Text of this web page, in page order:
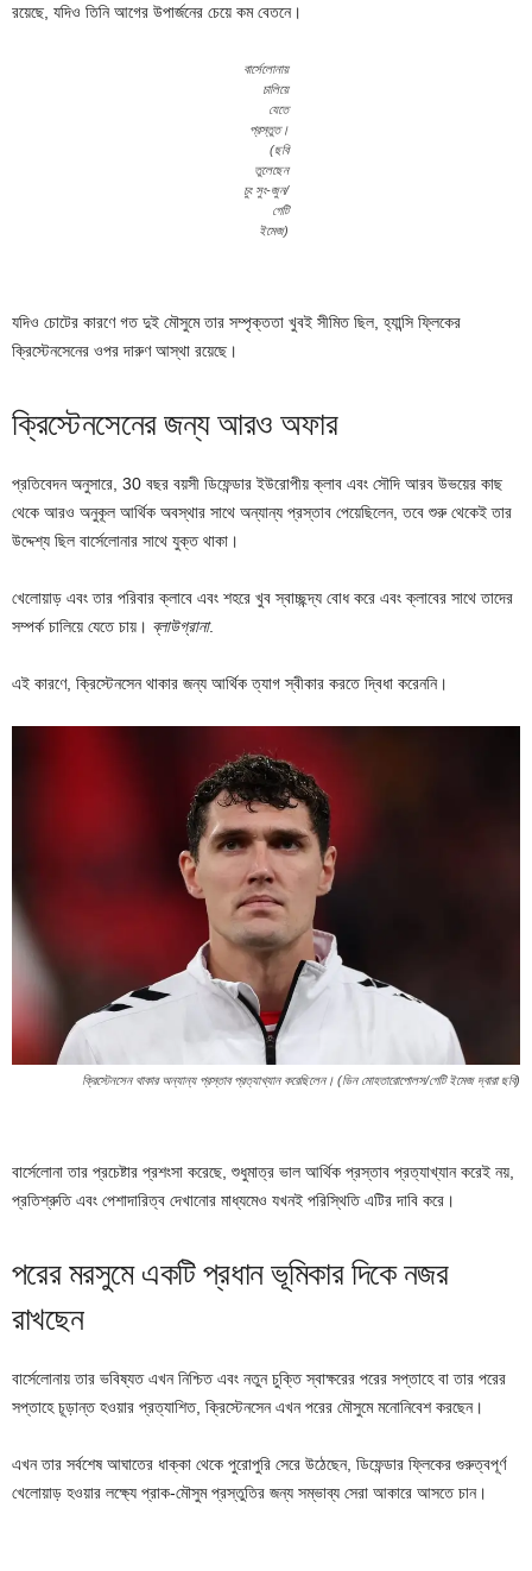
রয়েছে, যদিও তিনি আগের উপার্জনের চেয়ে কম বেতনে।
বার্সেলোনায়
চালিয়ে
যেতে
প্রস্তুত।
(ছবি
তুলেছেন
চুং সুং-জুন/
গেটি
ইমেজ)
যদিও চোটের কারণে গত দুই মৌসুমে তার সম্পৃক্ততা খুবই সীমিত ছিল, হ্যান্সি ফ্লিকের
ক্রিস্টেনসেনের ওপর দারুণ আস্থা রয়েছে।
ক্রিস্টেনসেনের জন্য আরও অফার
প্রতিবেদন অনুসারে, 30 বছর বয়সী ডিফেন্ডার ইউরোপীয় ক্লাব এবং সৌদি আরব উভয়ের কাছ
থেকে আরও অনুকূল আর্থিক অবস্থার সাথে অন্যান্য প্রস্তাব পেয়েছিলেন, তবে শুরু থেকেই তার
উদ্দেশ্য ছিল বার্সেলোনার সাথে যুক্ত থাকা।
খেলোয়াড় এবং তার পরিবার ক্লাবে এবং শহরে খুব স্বাচ্ছন্দ্য বোধ করে এবং ক্লাবের সাথে তাদের
সম্পর্ক চালিয়ে যেতে চায়। ব্লাউগ্রানা.
এই কারণে, ক্রিস্টেনসেন থাকার জন্য আর্থিক ত্যাগ স্বীকার করতে দ্বিধা করেননি।
ক্রিস্টেনসেন থাকার অন্যান্য প্রস্তাব প্রত্যাখ্যান করেছিলেন। (ডিন মোহতারোপোলস/গেটি ইমেজ দ্বারা ছবি)
বার্সেলোনা তার প্রচেষ্টার প্রশংসা করেছে, শুধুমাত্র ভাল আর্থিক প্রস্তাব প্রত্যাখ্যান করেই নয়,
প্রতিশ্রুতি এবং পেশাদারিত্ব দেখানোর মাধ্যমেও যখনই পরিস্থিতি এটির দাবি করে।
পরের মরসুমে একটি প্রধান ভূমিকার দিকে নজর
রাখছেন
বার্সেলোনায় তার ভবিষ্যত এখন নিশ্চিত এবং নতুন চুক্তি স্বাক্ষরের পরের সপ্তাহে বা তার পরের
সপ্তাহে চূড়ান্ত হওয়ার প্রত্যাশিত, ক্রিস্টেনসেন এখন পরের মৌসুমে মনোনিবেশ করছেন।
এখন তার সর্বশেষ আঘাতের ধাক্কা থেকে পুরোপুরি সেরে উঠেছেন, ডিফেন্ডার ফ্লিকের গুরুত্বপূর্ণ
খেলোয়াড় হওয়ার লক্ষ্যে প্রাক-মৌসুম প্রস্তুতির জন্য সম্ভাব্য সেরা আকারে আসতে চান।